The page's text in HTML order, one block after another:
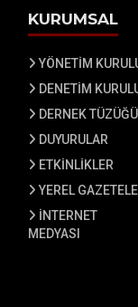
KURUMSAL
YÖNETİM
DENETİM
DERNEK TÜZÜĞÜ
DUYURULAR
ETKİNLİKLER
YEREL
İNTERNET
MEDYASI